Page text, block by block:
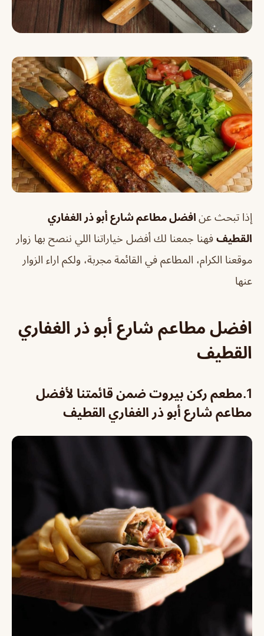
إذا تبحث عن افضل مطاعم شارع أبو ذر الغفاري
القطيف فهنا جمعنا لك أفضل خياراتنا اللي ننصح بها زوار
موقعنا الكرام، المطاعم في القائمة مجربة، ولكم اراء الزوار
عنها
افضل مطاعم شارع أبو ذر الغفاري
القطيف
1.م
طعم ركن بيروت ضمن قائمتنا لأفضل
مطاعم شارع أبو ذر الغفاري القطيف